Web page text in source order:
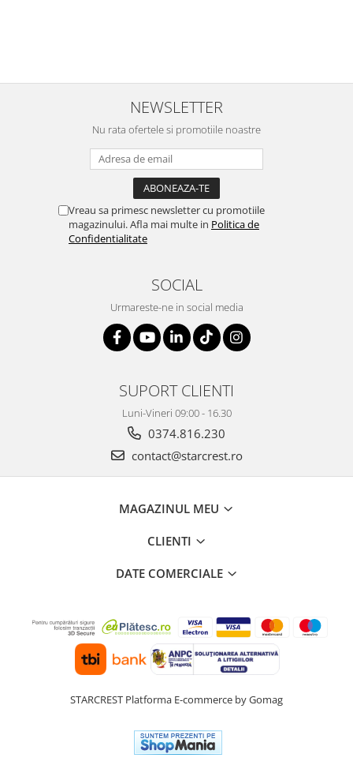
NEWSLETTER
Nu rata ofertele si promotiile noastre
Vreau sa primesc newsletter cu promotiile
magazinului. Afla mai multe in Politica de
Confidentialitate
SOCIAL
Urmareste-ne in social media
SUPORT CLIENTI
Luni-Vineri 09:00 - 16.30
0374.816.230
contact@starcrest.ro
MAGAZINUL MEU
CLIENTI
DATE COMERCIALE
STARCREST Platforma E-commerce by Gomag